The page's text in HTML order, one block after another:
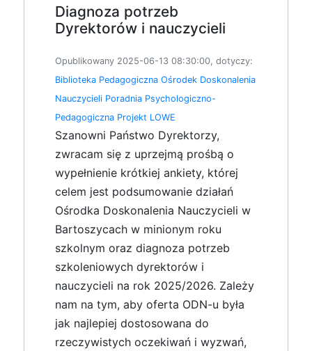
Diagnoza potrzeb
Dyrektorów i nauczycieli
Opublikowany 2025-06-13 08:30:00, dotyczy:
Biblioteka Pedagogiczna Ośrodek Doskonalenia
Nauczycieli Poradnia Psychologiczno-
Pedagogiczna Projekt LOWE
Szanowni Państwo Dyrektorzy,
zwracam się z uprzejmą prośbą o
wypełnienie krótkiej ankiety, której
celem jest podsumowanie działań
Ośrodka Doskonalenia Nauczycieli w
Bartoszycach w minionym roku
szkolnym oraz diagnoza potrzeb
szkoleniowych dyrektorów i
nauczycieli na rok 2025/2026. Zależy
nam na tym, aby oferta ODN-u była
jak najlepiej dostosowana do
rzeczywistych oczekiwań i wyzwań,